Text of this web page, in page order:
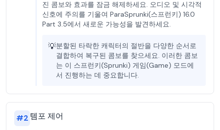
진 콤보와 효과를 잠금 해제하세요. 오디오 및 시각적
신호에 주의를 기울여 ParaSprunki(스프런키) 16.0
Part 3.5에서 새로운 가능성을 발견하세요.
💡분할된 타락한 캐릭터의 절반을 다양한 순서로
결합하여 복구된 콤보를 찾으세요. 이러한 콤보
는 이 스프런키(Sprunki) 게임(Game) 모드에
서 진행하는 데 중요합니다.
#2 템포 제어